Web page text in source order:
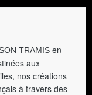
TRAMIS en
aux
nos créations
à travers des